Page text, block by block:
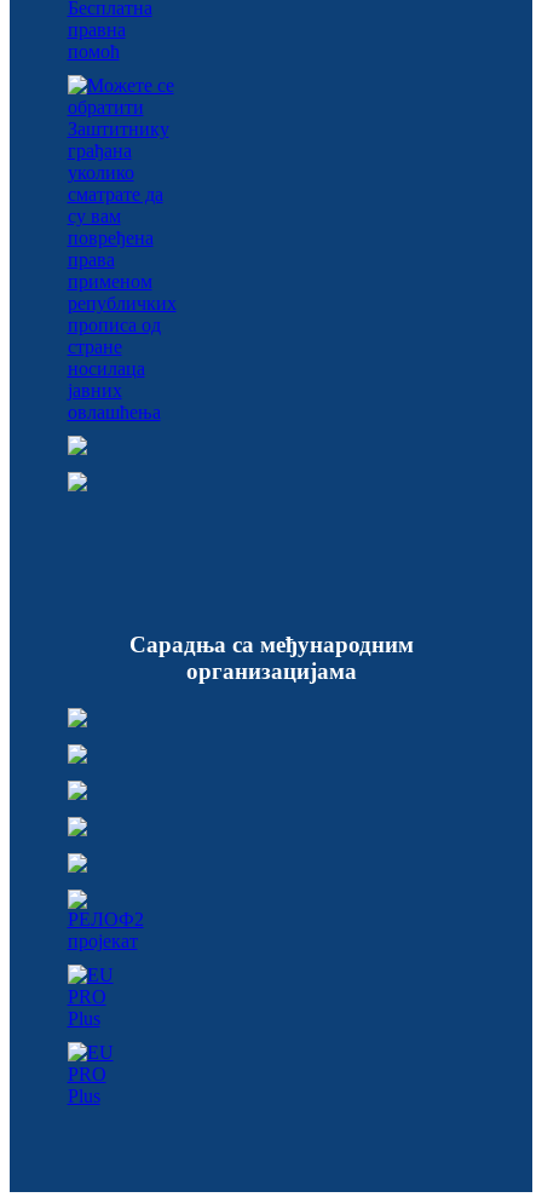
Сарадња са међународним
организацијама